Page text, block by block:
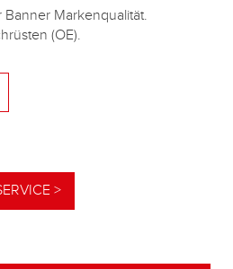
Markenqualität.
(OE).
>